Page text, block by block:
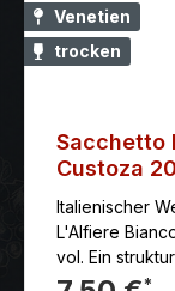
Venetien
trocken
Sacchetto
Custoza
Italienischer
L'Alfiere
vol. Ein
Wein - ideal*